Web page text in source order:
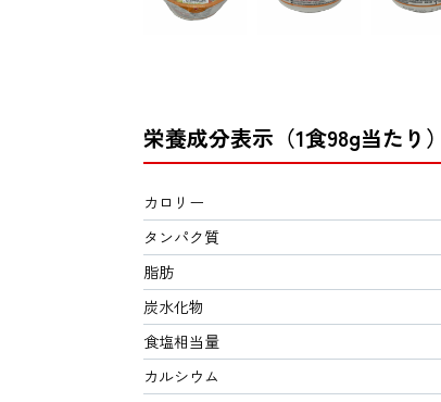
栄養成分表示（1食98g当たり）
カロリー
タンパク質
脂肪
炭水化物
食塩相当量
カルシウム